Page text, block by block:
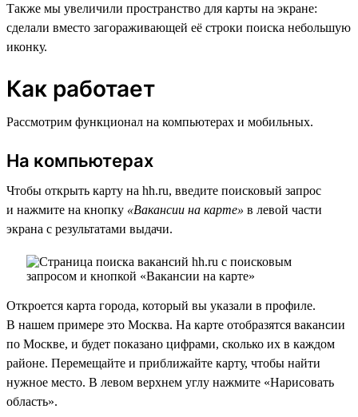
Также мы увеличили пространство для карты на экране:
сделали вместо загораживающей её строки поиска небольшую
иконку.
Как работает
Рассмотрим функционал на компьютерах и мобильных.
На компьютерах
Чтобы открыть карту на hh.ru, введите поисковый запрос
и нажмите на кнопку «Вакансии на карте» в левой части
экрана с результатами выдачи.
Откроется карта города, который вы указали в профиле.
В нашем примере это Москва. На карте отобразятся вакансии
по Москве, и будет показано цифрами, сколько их в каждом
районе. Перемещайте и приближайте карту, чтобы найти
нужное место. В левом верхнем углу нажмите «Нарисовать
область».